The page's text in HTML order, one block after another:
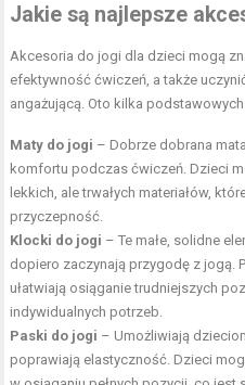
Jakie są najlepsze
Akcesoria do jogi dla dzieci mogą
efektywność ćwiczeń, a także
angażującą. Oto kilka
Maty do jogi – Dobrze dobrana
komfortu podczas ćwiczeń. Dzieci
lekkich, ale trwałych materiałów,
przyczepność.
Klocki do jogi – Te małe, solidne
dopiero zaczynają przygodę z jogą.
ułatwiają osiąganie trudniejszych
indywidualnych potrzeb.
Paski do jogi – Umożliwiają
poprawiają elastyczność. Dzieci